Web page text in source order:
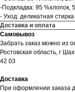
-Подкладка: 95 %хлопок,
- Уход: деликатная
Доставка и оплата
Самовывоз
Забрать заказ можно из
Ростовская область, г
42 03
Доставка
При оформлении заказа